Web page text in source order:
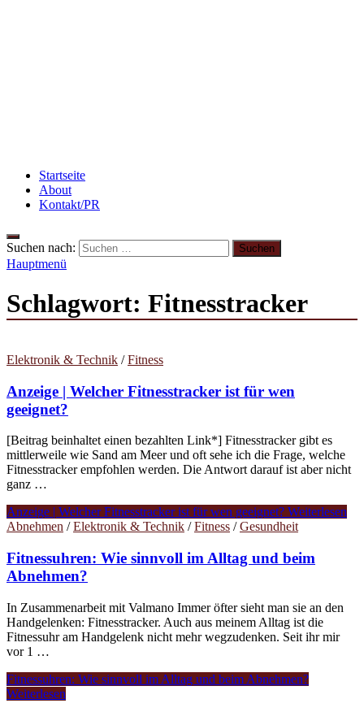
Startseite
About
Kontakt/PR
Suchen nach:
Hauptmenü
Schlagwort: Fitnesstracker
Elektronik & Technik /Fitness
Anzeige | Welcher Fitnesstracker ist für wen
geeignet?
[Beitrag beinhaltet einen bezahlten Link*] Fitnesstracker gibt es
mittlerweile wie Sand am Meer und oft sehe ich die Frage, welche
Fitnesstracker empfohlen werden. Die Antwort darauf ist aber nicht
ganz …
Anzeige | Welcher Fitnesstracker ist für wen geeignet? Weiterlesen
Abnehmen /Elektronik & Technik /Fitness /Gesundheit
Fitnessuhren: Wie sinnvoll im Alltag und beim
Abnehmen?
In Zusammenarbeit mit Valmano Immer öfter sieht man sie an den
Handgelenken: Fitnesstracker. Auch aus meinem Alltag ist die
Fitnessuhr am Handgelenk nicht mehr wegzudenken. Seit ihr mir
vor 1 …
Fitnessuhren: Wie sinnvoll im Alltag und beim Abnehmen?
Weiterlesen